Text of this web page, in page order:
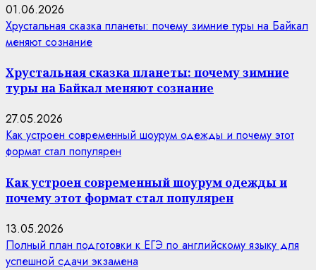
01.06.2026
Хрустальная сказка планеты: почему зимние туры на Байкал
меняют сознание
Хрустальная сказка планеты: почему зимние
туры на Байкал меняют сознание
27.05.2026
Как устроен современный шоурум одежды и почему этот
формат стал популярен
Как устроен современный шоурум одежды и
почему этот формат стал популярен
13.05.2026
Полный план подготовки к ЕГЭ по английскому языку для
успешной сдачи экзамена